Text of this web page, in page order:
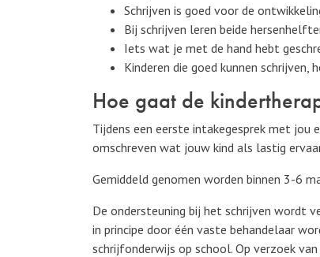
Schrijven is goed voor de
Bij schrijven leren beide
Iets wat je met de hand hebt
Kinderen die goed kunnen
Hoe gaat de
Tijdens een eerste intakegesprek met jou
omschreven wat jouw kind als lastig
Gemiddeld genomen worden binnen 3-6
De ondersteuning bij het schrijven wordt
in principe door één vaste behandelaar
schrijfonderwijs op school. Op verzoek